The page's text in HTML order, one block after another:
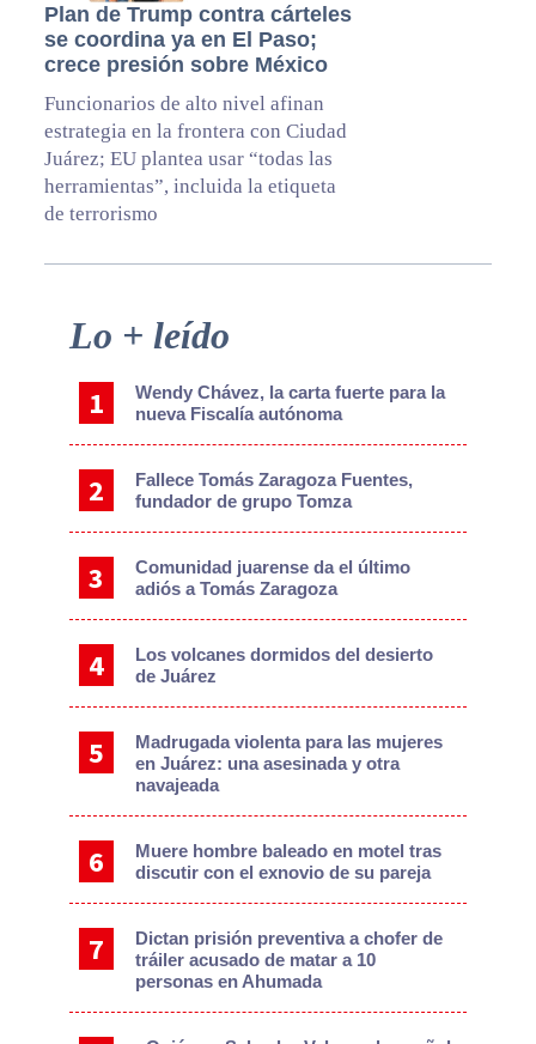
Plan de Trump contra cárteles
se coordina ya en El Paso;
crece presión sobre México
Funcionarios de alto nivel afinan
estrategia en la frontera con Ciudad
Juárez; EU plantea usar “todas las
herramientas”, incluida la etiqueta
de terrorismo
Primary
Sidebar
Lo + leído
Wendy Chávez, la carta fuerte para la
nueva Fiscalía autónoma
Fallece Tomás Zaragoza Fuentes,
fundador de grupo Tomza
Comunidad juarense da el último
adiós a Tomás Zaragoza
Los volcanes dormidos del desierto
de Juárez
Madrugada violenta para las mujeres
en Juárez: una asesinada y otra
navajeada
Muere hombre baleado en motel tras
discutir con el exnovio de su pareja
Dictan prisión preventiva a chofer de
tráiler acusado de matar a 10
personas en Ahumada